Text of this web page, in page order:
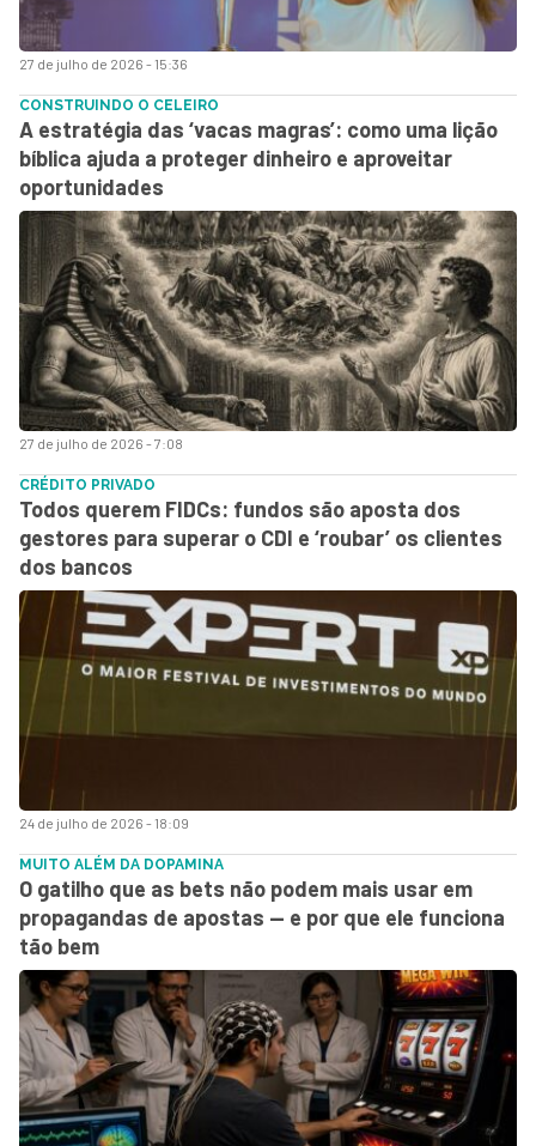
27 de julho de 2026 - 15:36
27 de julho de 2026 - 7:08
CONSTRUINDO O CELEIRO
A estratégia das ‘vacas magras’: como uma lição
bíblica ajuda a proteger dinheiro e aproveitar
oportunidades
24 de julho de 2026 - 18:09
CRÉDITO PRIVADO
Todos querem FIDCs: fundos são aposta dos
gestores para superar o CDI e ‘roubar’ os clientes
dos bancos
MUITO ALÉM DA DOPAMINA
O gatilho que as bets não podem mais usar em
propagandas de apostas — e por que ele funciona
tão bem